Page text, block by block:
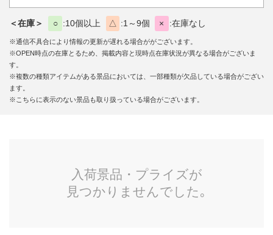
＜在庫＞ ○ 10個以上 △ 1～9個 × 在庫なし
※通信不具合により情報の更新が遅れる場合ががございます。
※OPEN時点の在庫とるため、掲載内容と現時点在庫状況が異なる場合がございま
す。
※複数の種類アイテムがある景品においては、一部種類が欠品している場合がござい
ます。
※こちらに表示のない景品も取り扱っている場合がございます。